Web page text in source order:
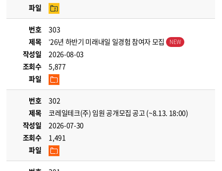
파일
번호
303
제목
’26년 하반기 미래내일 일경험 참여자 모집
작성일
2026-08-03
조회수
5,877
파일
번호
302
제목
코레일테크(주) 임원 공개모집 공고 (~8.13. 18:00)
작성일
2026-07-30
조회수
1,491
파일